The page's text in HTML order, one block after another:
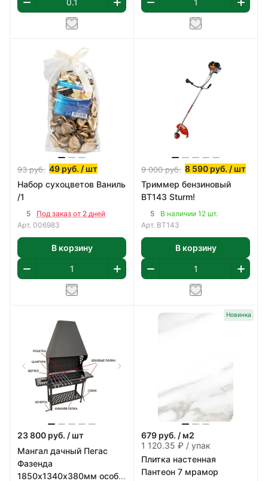
93руб. 49 руб. / шт
Набор сухоцветов Ваниль
/1
5
Под заказ от 2 дней
Арт. 006983
В корзину
9 000руб. 8 590 руб. / шт
Триммер бензиновый
BT143 Sturm!
5
В наличии 12 шт.
Арт. BT143
В корзину
23 800 руб. / шт
Мангал дачный Пегас
Фазенда
1850х1340х380мм особо
Новинка
679 руб. / м2
1 120.35 ₽ / упак
Плитка настенная
Пантеон 7 мрамор